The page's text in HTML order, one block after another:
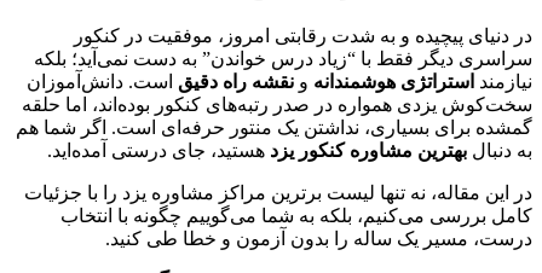
در دنیای پیچیده و به شدت رقابتی امروز، موفقیت در کنکور
سراسری دیگر فقط با “زیاد درس خواندن” به دست نمی‌آید؛ بلکه
نیازمند استراتژی هوشمندانه و نقشه راه دقیق است. دانش‌آموزان
سخت‌کوش یزدی همواره در صدر رتبه‌های کنکور بوده‌اند، اما حلقه
گمشده برای بسیاری، نداشتن یک منتور حرفه‌ای است. اگر شما هم
به دنبال بهترین مشاوره کنکور یزد هستید، جای درستی آمده‌اید.
در این مقاله، نه تنها لیست برترین مراکز مشاوره یزد را با جزئیات
کامل بررسی می‌کنیم، بلکه به شما می‌گوییم چگونه با انتخاب
درست، مسیر یک ساله را بدون آزمون و خطا طی کنید.